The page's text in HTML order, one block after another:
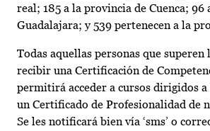
real; 185 a la provincia de Cuenca; 96
Guadalajara; y 539 pertenecen a la
Todas aquellas personas que superen
recibir una Certificación de
permitirá acceder a cursos dirigidos
un Certificado de Profesionalidad de
Se les notificará bien vía ‘sms’ o